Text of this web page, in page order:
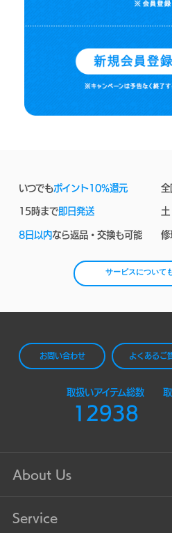
いつでもポイント10%還元 全
15時まで即日発送 土
8日以内なら返品・交換も可能 修
サービスについて
お問い合わせ よくあるご
取扱いアイテム総数
12938
About Us
Service